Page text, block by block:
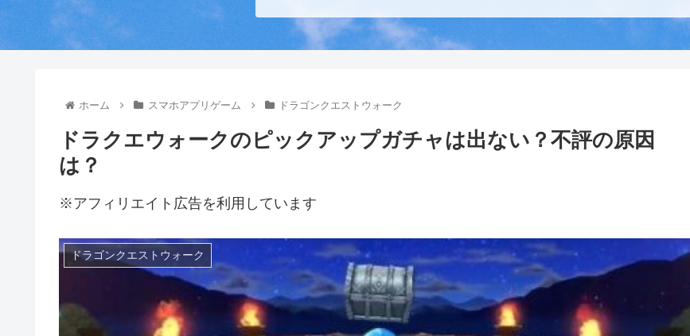
ホーム スマホアプリゲーム ドラゴンクエストウォーク
ドラクエウォークのピックアップガチャは出ない？不評の原因
は？
※アフィリエイト広告を利用しています
ドラゴンクエストウォーク